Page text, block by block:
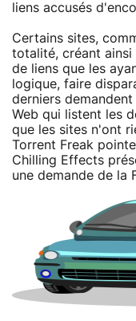
liens accusés
Certains sites,
totalité, créant ainsi
de liens que les
logique, faire
derniers
Web qui listent les
que les sites n'ont
Torrent Freak
Chilling Effects
une demande de la